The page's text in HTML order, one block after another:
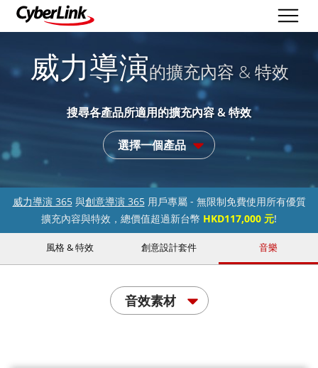
威力導演的擴充內容 & 特效
搜尋各產品所適用的擴充內容 & 特效
選擇一個產品
威力導演 365與創意導演 365用戶專屬 - 無限制免費使用所有優質
擴充內容與特效，總價值超過新台幣 HKD117,000 元!
風格 & 特效 創意設計套件 音樂
音效素材